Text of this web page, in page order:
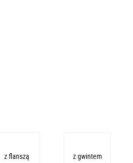
z flanszą z gwintem